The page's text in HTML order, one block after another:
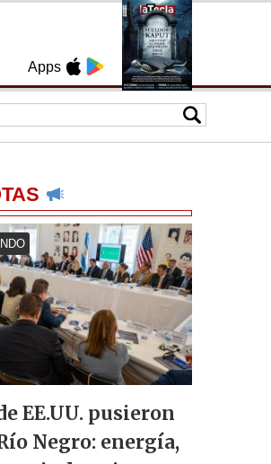
Apps
EE.UU. pusieron
Negro: energía,